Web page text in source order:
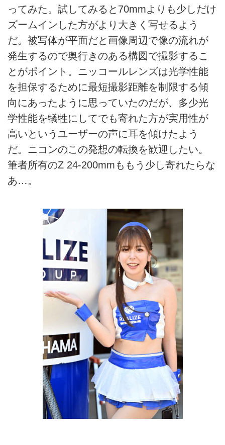
ってみた。試してみると70mmよりも少しだけ
ズームインした方がより大きく写せるよう
だ。被写体が平面だと画像周辺で像の流れが
発生するので奥行きのある構図で撮影するこ
とがポイント。ニッコールレンズは光学性能
を担保するために最短撮影距離を制限する傾
向にあったように思っていたのだが、多少光
学性能を犠牲にしてでも寄れた方が実用性が
高いというユーザーの声に耳を傾けたよう
だ。ニコンのこの発想の転換を歓迎したい。
筆者所有のZ 24-200mmももう少し寄れたらな
あ…。